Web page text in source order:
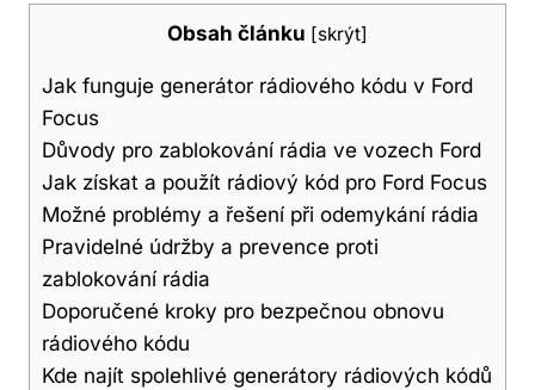
Obsah článku [skrýt]
Jak ⁤funguje generátor ⁣rádiového kódu v ​Ford
Focus
Důvody pro zablokování rádia ve vozech Ford
Jak získat a použít rádiový kód pro Ford Focus
Možné problémy a⁤ řešení při odemykání rádia
Pravidelné údržby a‍ prevence proti
zablokování rádia
Doporučené kroky​ pro bezpečnou obnovu
rádiového kódu
Kde⁣ najít spolehlivé generátory rádiových kódů